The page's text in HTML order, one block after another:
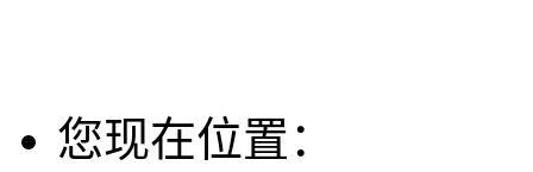
您现在位置：